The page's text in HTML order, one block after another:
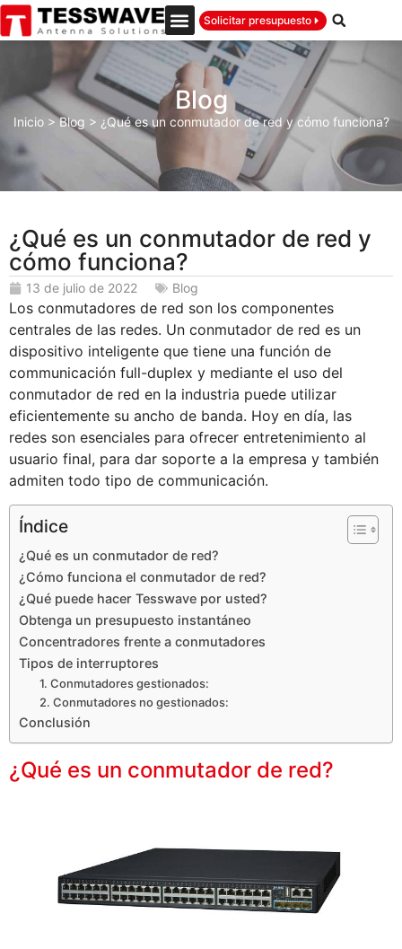
Solicitar presupuesto
Blog
Inicio>Blog > ¿Qué es un conmutador de red y cómo funciona?
¿Qué es un conmutador de red y
cómo funciona?
13 de julio de 2022 Blog
Los conmutadores de red son los componentes
centrales de las redes. Un conmutador de red es un
dispositivo inteligente que tiene una función de
communicación full-duplex y mediante el uso del
conmutador de red en la industria puede utilizar
eficientemente su ancho de banda. Hoy en día, las
redes son esenciales para ofrecer entretenimiento al
usuario final, para dar soporte a la empresa y también
admiten todo tipo de communicación.
Índice
¿Qué es un conmutador de red?
¿Cómo funciona el conmutador de red?
¿Qué puede hacer Tesswave por usted?
Obtenga un presupuesto instantáneo
Concentradores frente a conmutadores
Tipos de interruptores
1. Conmutadores gestionados:
2. Conmutadores no gestionados:
Conclusión
¿Qué es un conmutador de red?